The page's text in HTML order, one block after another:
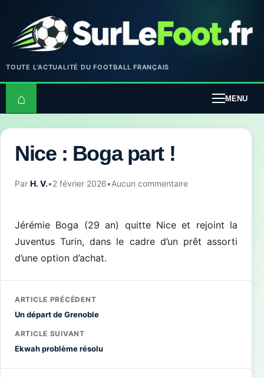
TOUTE L’ACTUALITÉ DU FOOTBALL FRANÇAIS
⌂ MENU
Nice : Boga part !
Par H. V.•2 février 2026•Aucun commentaire
Jérémie Boga (29 an) quitte Nice et rejoint la
Juventus Turin, dans le cadre d’un prêt assorti
d’une option d’achat.
ARTICLE PRÉCÉDENT
Un départ de Grenoble
ARTICLE SUIVANT
Ekwah problème résolu